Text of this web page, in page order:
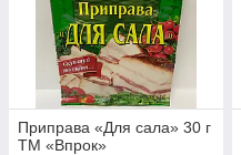
Приправа «Для сала» 30 г
ТМ «Впрок»